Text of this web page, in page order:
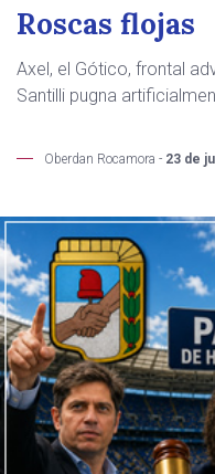
Roscas flojas
Axel, el Gótico, frontal
Santilli pugna
Oberdan Rocamora - 23 de